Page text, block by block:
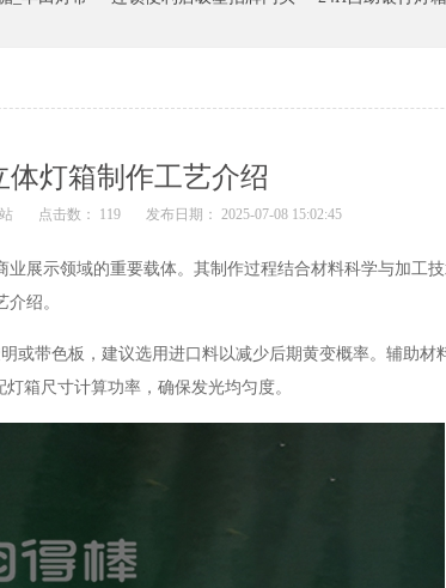
灯箱制作工艺介绍
点击数： 119 发布日期： 2025-07-08 15:02:45
展示领域的重要载体。其制作过程结合材料科学与加工
绍。
带色板，建议选用进口料以减少后期黄变概率。辅助材
箱尺寸计算功率，确保发光均匀度。